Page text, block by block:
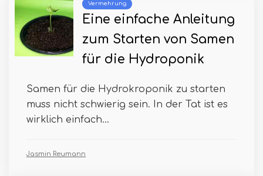
Vermehrung
Eine einfache Anleitung
zum Starten von Samen
für die Hydroponik
Samen für die Hydrokroponik zu starten
muss nicht schwierig sein. In der Tat ist es
wirklich einfach...
Jasmin Reumann